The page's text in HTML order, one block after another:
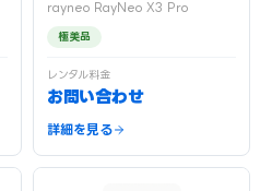
rayneo RayNeo X3 Pro
極美品
レンタル料金
お問い合わせ
詳細を見る